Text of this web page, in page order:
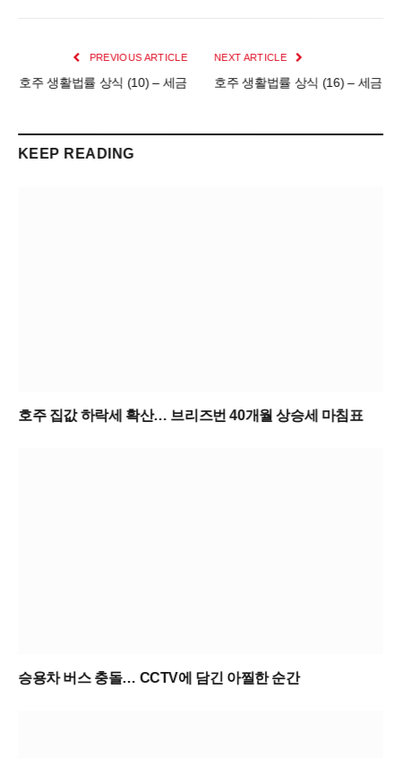
PREVIOUS ARTICLE
호주 생활법률 상식 (10) – 세금
NEXT ARTICLE
호주 생활법률 상식 (16) – 세금
KEEP READING
호주 집값 하락세 확산… 브리즈번 40개월 상승세 마침표
승용차 버스 충돌… CCTV에 담긴 아찔한 순간